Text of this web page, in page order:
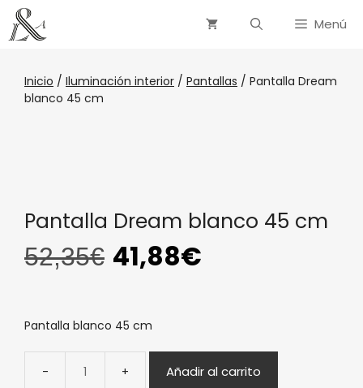
Menú
Inicio / Iluminación interior / Pantallas / Pantalla Dream
blanco 45 cm
Pantalla Dream blanco 45 cm
52,35€ 41,88€
Pantalla blanco 45 cm
Añadir al carrito